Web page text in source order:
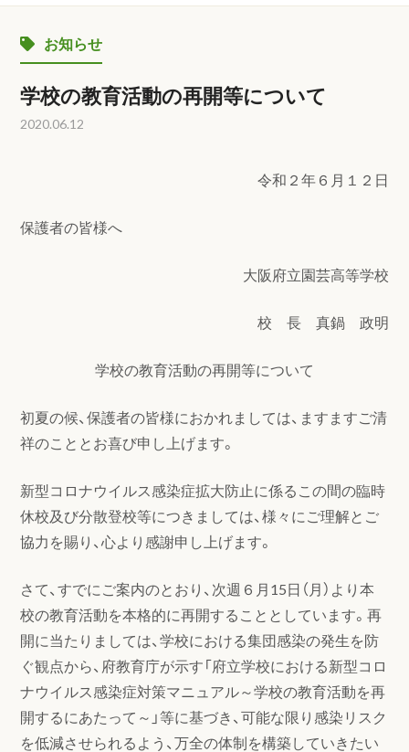
お知らせ
学校の教育活動の再開等について
2020.06.12
令和２年６月１２日
保護者の皆様へ
大阪府立園芸高等学校
校 長 真鍋 政明
学校の教育活動の再開等について
初夏の候、保護者の皆様におかれましては、ますますご清
祥のこととお喜び申し上げます。
新型コロナウイルス感染症拡大防止に係るこの間の臨時
休校及び分散登校等につきましては、様々にご理解とご
協力を賜り、心より感謝申し上げます。
さて、すでにご案内のとおり、次週６月15日（月）より本
校の教育活動を本格的に再開することとしています。再
開に当たりましては、学校における集団感染の発生を防
ぐ観点から、府教育庁が示す「府立学校における新型コロ
ナウイルス感染症対策マニュアル～学校の教育活動を再
開するにあたって～」等に基づき、可能な限り感染リスク
を低減させられるよう、万全の体制を構築していきたい